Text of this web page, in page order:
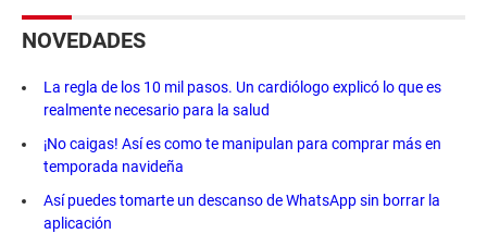
NOVEDADES
La regla de los 10 mil pasos. Un cardiólogo explicó lo que es
realmente necesario para la salud
¡No caigas! Así es como te manipulan para comprar más en
temporada navideña
Así puedes tomarte un descanso de WhatsApp sin borrar la
aplicación